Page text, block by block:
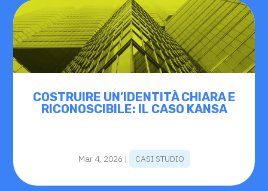
COSTRUIRE UN’IDENTITÀ CHIARA E
RICONOSCIBILE: IL CASO KANSA
Mar 4, 2026 | CASI STUDIO